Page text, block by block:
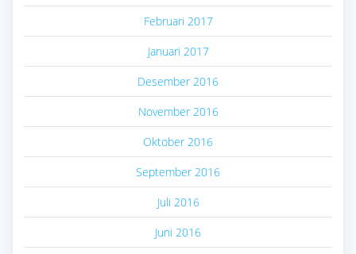
Februari 2017
Januari 2017
Desember 2016
November 2016
Oktober 2016
September 2016
Juli 2016
Juni 2016